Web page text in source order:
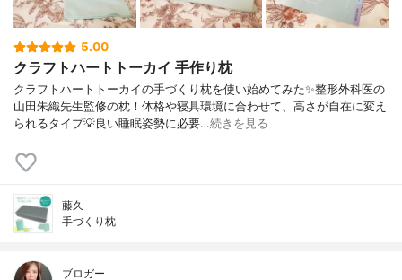
5.00
クラフトハートトーカイ 手作り枕
クラフトハートトーカイの手づくり枕を使い始めてみた✨整形外科医の
山田朱織先生監修の枕！体格や寝具環境に合わせて、高さが自在に変え
られるタイプ💡良い睡眠姿勢に必要…続きを見る
藤久
手づくり枕
ブロガー